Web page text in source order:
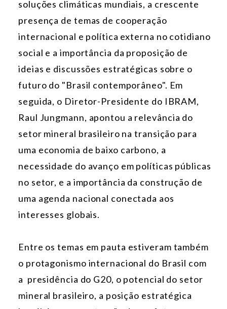
soluções climáticas mundiais, a crescente
presença de temas de cooperação
internacional e política externa no cotidiano
social e a importância da proposição de
ideias e discussões estratégicas sobre o
futuro do "Brasil contemporâneo". Em
seguida, o Diretor-Presidente do IBRAM,
Raul Jungmann, apontou a relevância do
setor mineral brasileiro na transição para
uma economia de baixo carbono, a
necessidade do avanço em políticas públicas
no setor, e a importância da construção de
uma agenda nacional conectada aos
interesses globais.
Entre os temas em pauta estiveram também
o protagonismo internacional do Brasil com
a presidência do G20, o potencial do setor
mineral brasileiro, a posição estratégica